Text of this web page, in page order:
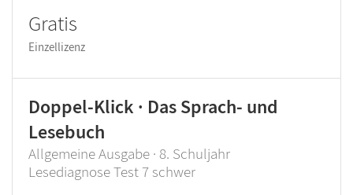
Gratis
Einzellizenz
Doppel-Klick · Das Sprach- und
Lesebuch
Allgemeine Ausgabe · 8. Schuljahr
Lesediagnose Test 7 schwer